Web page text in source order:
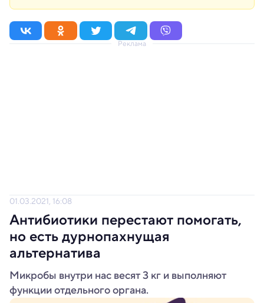
Реклама
01.03.2021, 16:08
Антибиотики перестают помогать,
но есть дурнопахнущая
альтернатива
Микробы внутри нас весят 3 кг и выполняют
функции отдельного органа.